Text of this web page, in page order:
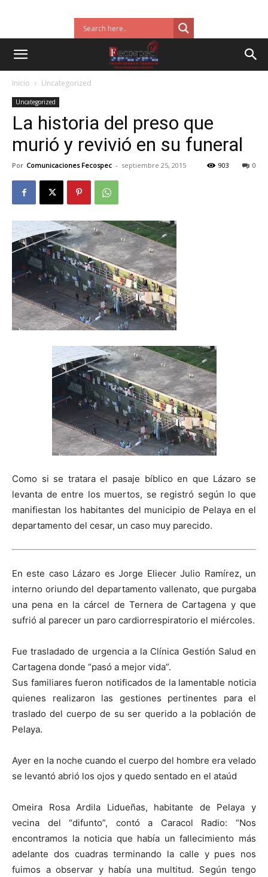
Inicio Uncategorized
Uncategorized
La historia del preso que
murió y revivió en su funeral
Por Comunicaciones Fecospec - septiembre 25, 2015 0
903
Como si se tratara el pasaje bíblico en que Lázaro se
levanta de entre los muertos, se registró según lo que
manifiestan los habitantes del municipio de Pelaya en el
departamento del cesar, un caso muy parecido.
En este caso Lázaro es Jorge Eliecer Julio Ramírez, un
interno oriundo del departamento vallenato, que purgaba
una pena en la cárcel de Ternera de Cartagena y que
sufrió al parecer un paro cardiorrespiratorio el miércoles.
Fue trasladado de urgencia a la Clínica Gestión Salud en
Cartagena donde “pasó a mejor vida”.
Sus familiares fueron notificados de la lamentable noticia
quienes realizaron las gestiones pertinentes para el
traslado del cuerpo de su ser querido a la población de
Pelaya.
Ayer en la noche cuando el cuerpo del hombre era velado
se levantó abrió los ojos y quedo sentado en el ataúd
Omeira Rosa Ardila Lidueñas, habitante de Pelaya y
vecina del “difunto”, contó a Caracol Radio: “Nos
encontramos la noticia que había un fallecimiento más
adelante dos cuadras terminando la calle y pues nos
fuimos a observar y había una multitud. Según tengo